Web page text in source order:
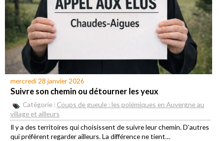
mercredi 28 janvier 2026
Suivre son chemin ou détourner les yeux
Catégorie : Coups de gueule : les polémiques en Auvergne au
village et ailleurs
Il y a des territoires qui choisissent de suivre leur chemin. D’autres
qui préfèrent regarder ailleurs. La différence ne tient…